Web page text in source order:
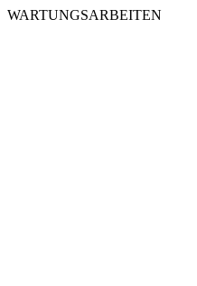
WARTUNGSARBEITEN